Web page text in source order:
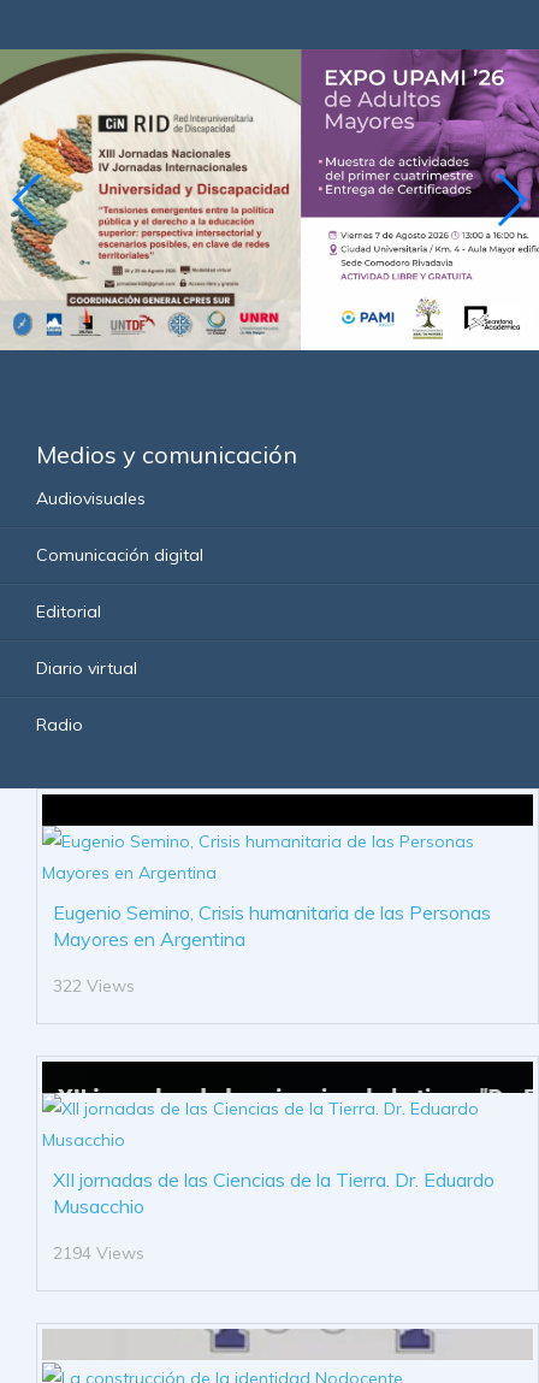
Medios y comunicación
Audiovisuales
Comunicación digital
Editorial
Diario virtual
Radio
Eugenio Semino, Crisis humanitaria de las Personas
Mayores en Argentina
322 Views
XII jornadas de las Ciencias de la Tierra. Dr. Eduardo
Musacchio
2194 Views